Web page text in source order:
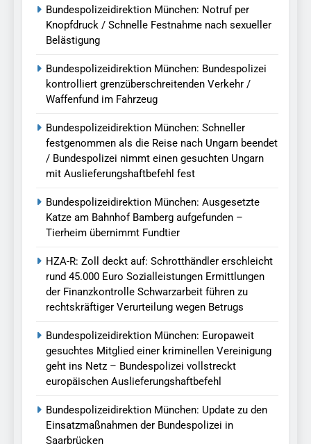
Bundespolizeidirektion München: Notruf per
Knopfdruck / Schnelle Festnahme nach sexueller
Belästigung
Bundespolizeidirektion München: Bundespolizei
kontrolliert grenzüberschreitenden Verkehr /
Waffenfund im Fahrzeug
Bundespolizeidirektion München: Schneller
festgenommen als die Reise nach Ungarn beendet
/ Bundespolizei nimmt einen gesuchten Ungarn
mit Auslieferungshaftbefehl fest
Bundespolizeidirektion München: Ausgesetzte
Katze am Bahnhof Bamberg aufgefunden –
Tierheim übernimmt Fundtier
HZA-R: Zoll deckt auf: Schrotthändler erschleicht
rund 45.000 Euro Sozialleistungen Ermittlungen
der Finanzkontrolle Schwarzarbeit führen zu
rechtskräftiger Verurteilung wegen Betrugs
Bundespolizeidirektion München: Europaweit
gesuchtes Mitglied einer kriminellen Vereinigung
geht ins Netz – Bundespolizei vollstreckt
europäischen Auslieferungshaftbefehl
Bundespolizeidirektion München: Update zu den
Einsatzmaßnahmen der Bundespolizei in
Saarbrücken